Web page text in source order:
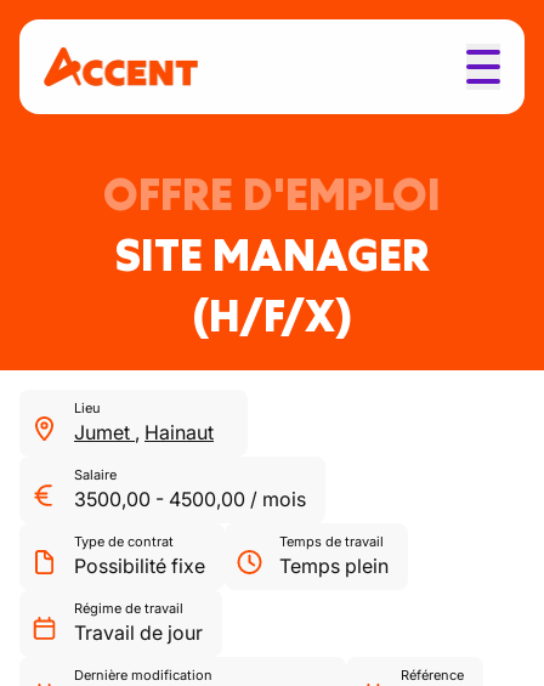
OFFRE D'EMPLOI
SITE MANAGER
(H/F/X)
Lieu
Jumet , Hainaut
Salaire
3500,00 - 4500,00 / mois
Type de contrat
Possibilité fixe
Temps de travail
Temps plein
Régime de travail
Travail de jour
Dernière modification Référence